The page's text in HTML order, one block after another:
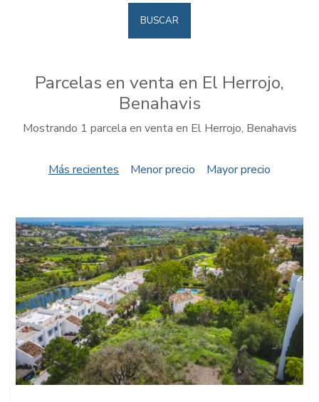
BUSCAR
Parcelas en venta en El Herrojo,
Benahavis
Mostrando 1 parcela en venta en El Herrojo, Benahavis
Más recientes Menor precio Mayor precio